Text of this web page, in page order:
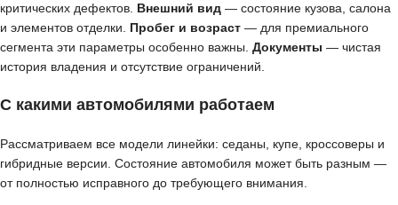
критических дефектов. Внешний вид — состояние кузова, салона
и элементов отделки. Пробег и возраст — для премиального
сегмента эти параметры особенно важны. Документы — чистая
история владения и отсутствие ограничений.
С какими автомобилями работаем
Рассматриваем все модели линейки: седаны, купе, кроссоверы и
гибридные версии. Состояние автомобиля может быть разным —
от полностью исправного до требующего внимания.